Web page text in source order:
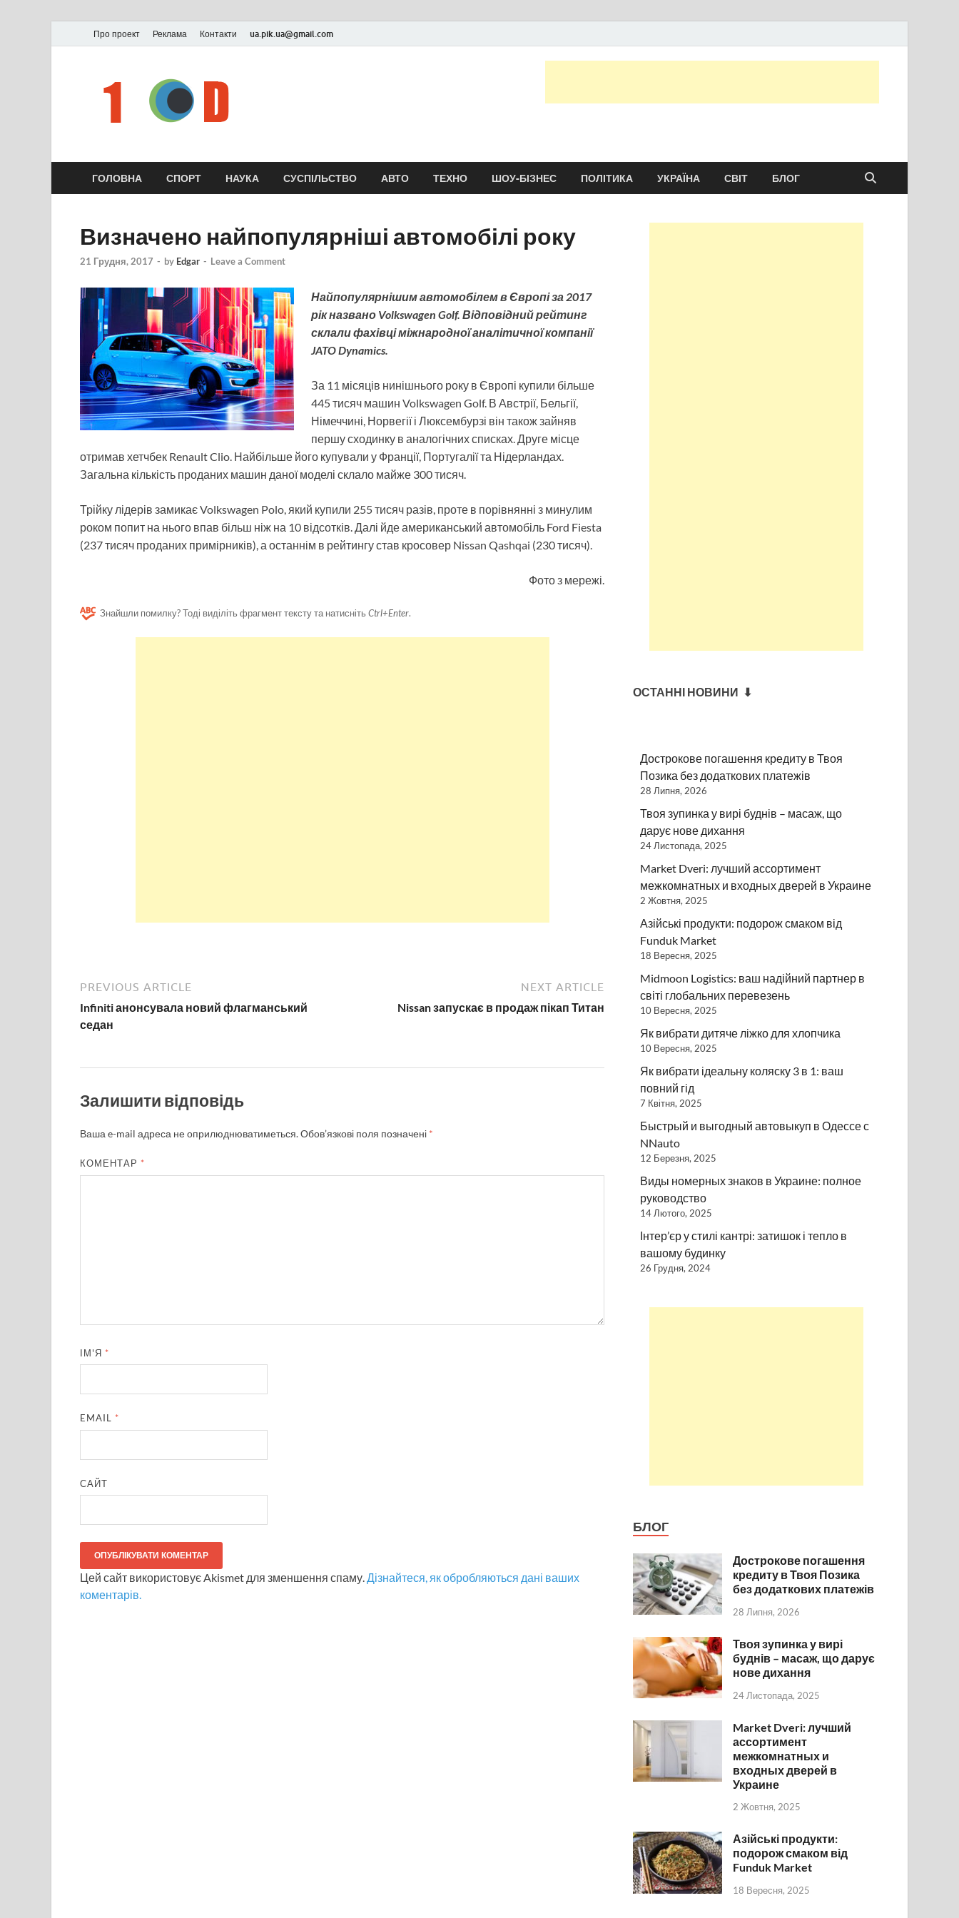
Про проект Реклама Контакти ua.pik.ua@gmail.com
Новини України та світу сьогодні
ГОЛОВНА СПОРТ НАУКА СУСПІЛЬСТВО АВТО ТЕХНО ШОУ-БІЗНЕС ПОЛІТИКА УКРАЇНА СВІТ БЛОГ
Визначено найпопулярніші автомобілі року
21 Грудня, 2017 - by Edgar - Leave a Comment
Найпопулярнішим автомобілем в Європі за 2017
рік названо Volkswagen Golf. Відповідний рейтинг
склали фахівці міжнародної аналітичної компанії
JATO Dynamics.
За 11 місяців нинішнього року в Європі купили більше
445 тисяч машин Volkswagen Golf. В Австрії, Бельгії,
Німеччині, Норвегії і Люксембурзі він також зайняв
першу сходинку в аналогічних списках. Друге місце
отримав хетчбек Renault Clio. Найбільше його купували у Франції, Португалії та Нідерландах.
Загальна кількість проданих машин даної моделі склало майже 300 тисяч.
Трійку лідерів замикає Volkswagen Polo, який купили 255 тисяч разів, проте в порівнянні з минулим
роком попит на нього впав більш ніж на 10 відсотків. Далі йде американський автомобіль Ford Fiesta
(237 тисяч проданих примірників), а останнім в рейтингу став кросовер Nissan Qashqai (230 тисяч).
Фото з мережі.
Знайшли помилку? Тоді виділіть фрагмент тексту та натисніть Ctrl+Enter.
PREVIOUS ARTICLE
Infiniti анонсувала новий флагманський
седан
NEXT ARTICLE
Nissan запускає в продаж пікап Титан
Залишити відповідь
Ваша e-mail адреса не оприлюднюватиметься.Обов’язкові поля позначені *
КОМЕНТАР *
ІМ'Я *
EMAIL *
САЙТ
Цей сайт використовує Akismet для зменшення спаму.Дізнайтеся, як обробляються дані ваших
коментарів.
ОСТАННІ НОВИНИ ⬇
Дострокове погашення кредиту в Твоя
Позика без додаткових платежів
28 Липня, 2026
Твоя зупинка у вирі буднів – масаж, що
дарує нове дихання
24 Листопада, 2025
Market Dveri: лучший ассортимент
межкомнатных и входных дверей в Украине
2 Жовтня, 2025
Азійські продукти: подорож смаком від
Funduk Market
18 Вересня, 2025
Midmoon Logistics: ваш надійний партнер в
світі глобальних перевезень
10 Вересня, 2025
Як вибрати дитяче ліжко для хлопчика
10 Вересня, 2025
Як вибрати ідеальну коляску 3 в 1: ваш
повний гід
7 Квітня, 2025
Быстрый и выгодный автовыкуп в Одессе с
NNauto
12 Березня, 2025
Виды номерных знаков в Украине: полное
руководство
14 Лютого, 2025
Інтер’єр у стилі кантрі: затишок і тепло в
вашому будинку
26 Грудня, 2024
БЛОГ
Дострокове погашення
кредиту в Твоя Позика
без додаткових платежів
28 Липня, 2026
Твоя зупинка у вирі
буднів – масаж, що дарує
нове дихання
24 Листопада, 2025
Market Dveri: лучший
ассортимент
межкомнатных и
входных дверей в
Украине
2 Жовтня, 2025
Азійські продукти:
подорож смаком від
Funduk Market
18 Вересня, 2025